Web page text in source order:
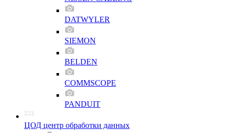
DATWYLER
SIEMON
BELDEN
COMMSCOPE
PANDUIT
ЦОД центр обработки данных